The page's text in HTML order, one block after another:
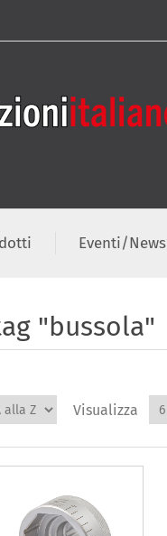
Eventi/News
"bussola"
Visualizza